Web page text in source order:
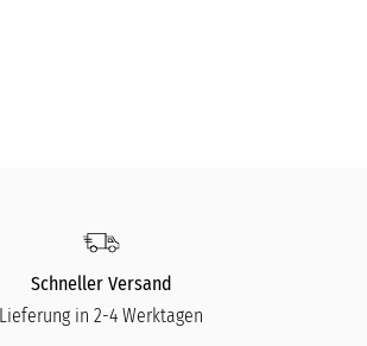
Schneller Versand
Lieferung in 2-4 Werktagen